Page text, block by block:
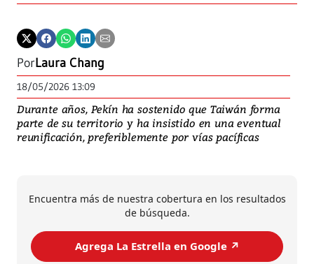
PorLaura Chang
18/05/2026 13:09
Durante años, Pekín ha sostenido que Taiwán forma
parte de su territorio y ha insistido en una eventual
reunificación, preferiblemente por vías pacíficas
Encuentra más de nuestra cobertura en los resultados
de búsqueda.
Agrega La Estrella en Google ↗️